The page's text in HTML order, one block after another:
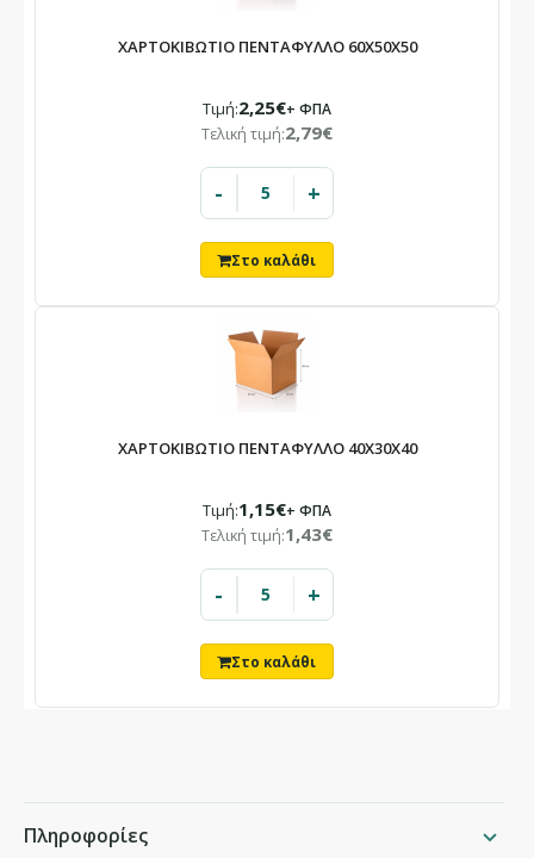
ΧΑΡΤΟΚΙΒΩΤΙΟ ΠΕΝΤΑΦΥΛΛΟ 60X50X50
Τιμή:2,25€+ ΦΠΑ
Τελική τιμή:2,79€
- +
ΧΑΡΤΟΚΙΒΩΤΙΟ ΠΕΝΤΑΦΥΛΛΟ 40X30X40
Τιμή:1,15€+ ΦΠΑ
Τελική τιμή:1,43€
- +
Πληροφορίες